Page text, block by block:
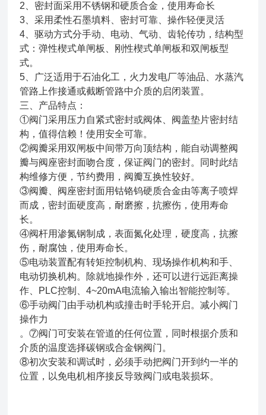
2、密封面采用不锈钢和硬质合金，使用寿命长
3、采用柔性石墨填料、密封可靠、操作轻便灵活
4、驱动方式分手动、电动、气动、齿轮传功，结构型
式：弹性楔式单闸板、刚性楔式单闸板和双闸板型
式。
5、广泛适用于石油化工，火力发电厂等油品、水蒸汽
管路上作接通或截断管路中介质的启闭装置。
三、 产品特点：
①阀门采用压力自紧式密封或阀体、阀盖垫片密封结
构，值得信赖！使用安全可靠。
②阀瓣采用双闸板中间带万向顶结构，能自动调整阀
瓣与阀座密封面吻合度，保证阀门的密封。同时此结
构维修方便，节约费用，阀瓣互换性较好。
③阀瓣、阀座密封面用钴铬钨硬质合金由等离子喷焊
而成，密封面硬度高，耐磨擦，抗擦伤，使用寿命
长。
④阀杆用渗氮钢制成，表面氮化处理，硬度高，抗擦
伤，耐腐蚀，使用寿命长。
⑤电动装置配有转矩控制机构、现场操作机构和手、
电动切换机构。除就地操作外，还可以进行远距离操
作、PLC控制、4~20mA电流输入输出智能控制等。
⑥手动阀门由手动机构或撞击时手轮开启。减小阀门
操作力
。⑦阀门可安装在管道的任何位置，同时根据介质和
介质的温度选择碳钢或合金钢阀门。
⑧初次安装和调试时，必须手动把阀门开到约一半的
位置，以免电机相序接反导致阀门或电装损坏。